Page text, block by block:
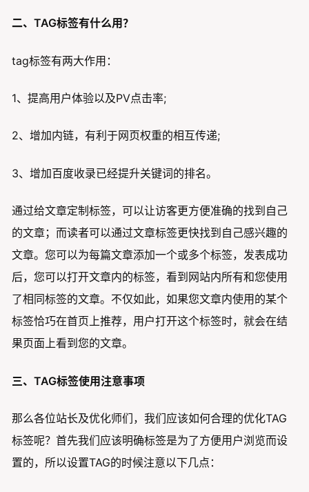
二、TAG标签有什么用？
tag标签有两大作用：
1、提高用户体验以及PV点击率;
2、增加内链，有利于网页权重的相互传递;
3、增加百度收录已经提升关键词的排名。
通过给文章定制标签，可以让访客更方便准确的找到自己
的文章；而读者可以通过文章标签更快找到自己感兴趣的
文章。您可以为每篇文章添加一个或多个标签，发表成功
后，您可以打开文章内的标签，看到网站内所有和您使用
了相同标签的文章。不仅如此，如果您文章内使用的某个
标签恰巧在首页上推荐，用户打开这个标签时，就会在结
果页面上看到您的文章。
三、TAG标签使用注意事项
那么各位站长及优化师们，我们应该如何合理的优化TAG
标签呢？首先我们应该明确标签是为了方便用户浏览而设
置的，所以设置TAG的时候注意以下几点：